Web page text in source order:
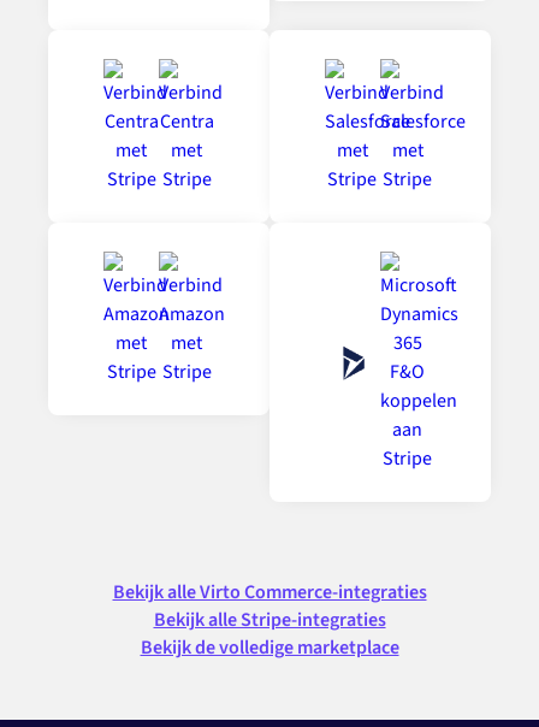
Bekijk alle Virto Commerce-integraties
Bekijk alle Stripe-integraties
Bekijk de volledige marketplace